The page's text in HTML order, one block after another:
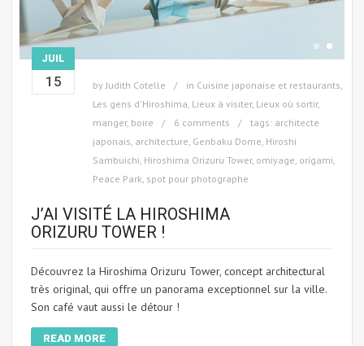
JUIL
15 byJudith Cotelle in Cuisine japonaise et restaurants,
Les gens d'Hiroshima, Lieux à visiter, Lieux où sortir,
manger, boire
6 comments tags: architecte
japonais, architecture, Genbaku Dome, Hiroshi
Sambuichi, Hiroshima Orizuru Tower, omiyage, origami,
Peace Park, spot pour photographe
J’AI VISITÉ LA HIROSHIMA
ORIZURU TOWER !
Découvrez la Hiroshima Orizuru Tower, concept architectural
très original, qui offre un panorama exceptionnel sur la ville.
Son café vaut aussi le détour !
READ MORE